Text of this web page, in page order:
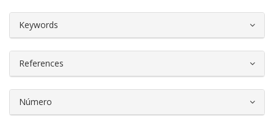
Keywords
References
Número